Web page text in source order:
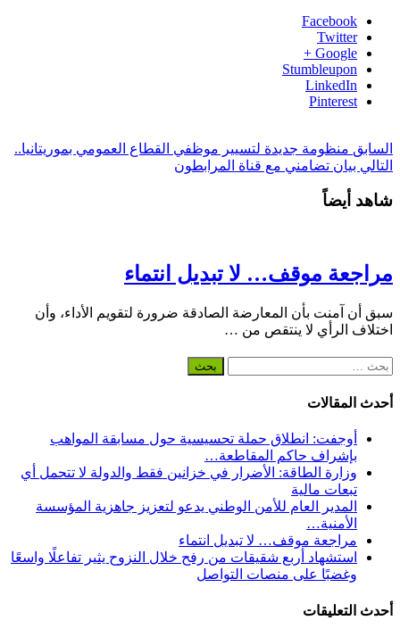
Facebook
Twitter
Google +
Stumbleupon
LinkedIn
Pinterest
السابق منظومة جديدة لتسيير موظفي القطاع العمومي بموريتانيا..
التالي بيان تضامني مع قناة المرابطون
شاهد أيضاً
مراجعة موقف… لا تبديل انتماء
سبق أن آمنت بأن المعارضة الصادقة ضرورة لتقويم الأداء، وأن
اختلاف الرأي لا ينتقص من …
البحث
أحدث المقالات
أوجفت: انطلاق حملة تحسيسية حول مسابقة المواهب
بإشراف حاكم المقاطعة…
وزارة الطاقة: الأضرار في خزانين فقط والدولة لا تتحمل أي
تبعات مالية
المدير العام للأمن الوطني يدعو لتعزيز جاهزية المؤسسة
الأمنية…
مراجعة موقف… لا تبديل انتماء
استشهاد أربع شقيقات من رفح خلال النزوح يثير تفاعلًا واسعًا
وغضبًا على منصات التواصل
أحدث التعليقات